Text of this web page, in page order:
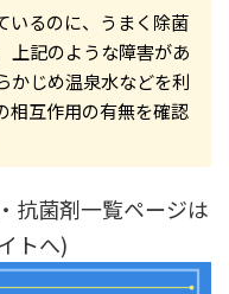
いるのに、うまく除菌
上記のような障害があ
かじめ温泉水などを利
相互作用の有無を確認
抗菌剤一覧ページは
トへ)